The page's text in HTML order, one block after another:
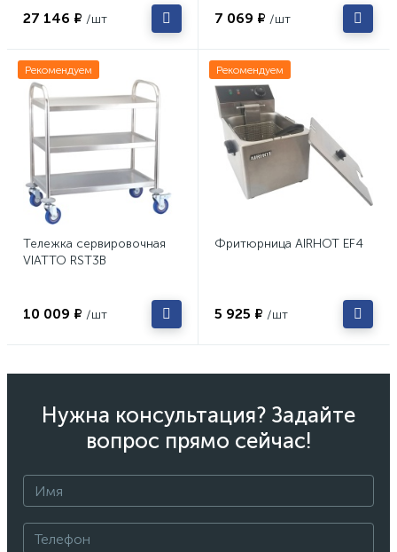
27 146 ₽ /шт 7 069 ₽ /шт
Рекомендуем
Тележка сервировочная
VIATTO RST3B
10 009 ₽ /шт
Рекомендуем
Фритюрница AIRHOT EF4
5 925 ₽ /шт
Нужна консультация? Задайте
вопрос прямо сейчас!